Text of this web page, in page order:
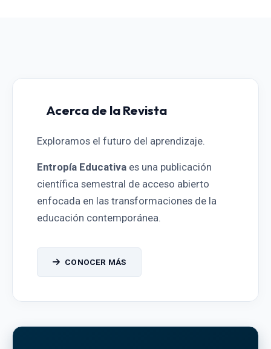
Acerca de la Revista
Exploramos el futuro del aprendizaje.
Entropía Educativa es una publicación
científica semestral de acceso abierto
enfocada en las transformaciones de la
educación contemporánea.
CONOCER MÁS